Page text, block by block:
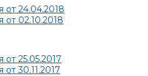
от 24.04.2018
от 02.10.2018
25.05.2017
30.11.2017